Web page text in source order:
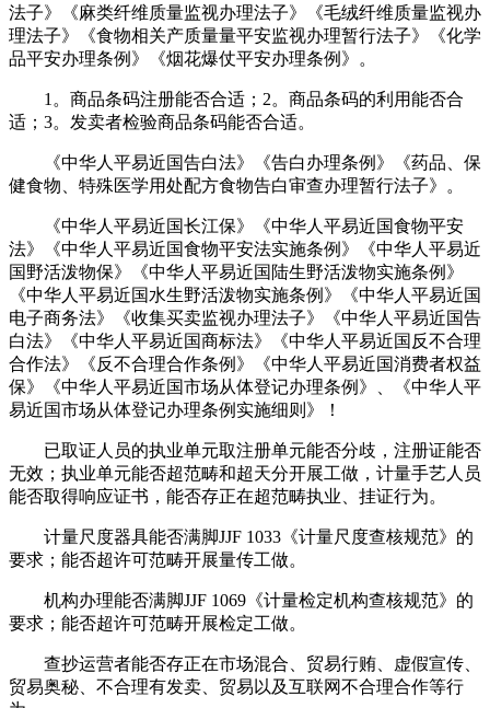
法子》《麻类纤维质量监视办理法子》《毛绒纤维质量监视办
理法子》《食物相关产质量量平安监视办理暂行法子》《化学
品平安办理条例》《烟花爆仗平安办理条例》。
1。商品条码注册能否合适；2。商品条码的利用能否合
适；3。发卖者检验商品条码能否合适。
《中华人平易近国告白法》《告白办理条例》《药品、保
健食物、特殊医学用处配方食物告白审查办理暂行法子》。
《中华人平易近国长江保》《中华人平易近国食物平安
法》《中华人平易近国食物平安法实施条例》《中华人平易近
国野活泼物保》《中华人平易近国陆生野活泼物实施条例》
《中华人平易近国水生野活泼物实施条例》《中华人平易近国
电子商务法》《收集买卖监视办理法子》《中华人平易近国告
白法》《中华人平易近国商标法》《中华人平易近国反不合理
合作法》《反不合理合作条例》《中华人平易近国消费者权益
保》《中华人平易近国市场从体登记办理条例》、《中华人平
易近国市场从体登记办理条例实施细则》！
已取证人员的执业单元取注册单元能否分歧，注册证能否
无效；执业单元能否超范畴和超天分开展工做，计量手艺人员
能否取得响应证书，能否存正在超范畴执业、挂证行为。
计量尺度器具能否满脚JJF 1033《计量尺度查核规范》的
要求；能否超许可范畴开展量传工做。
机构办理能否满脚JJF 1069《计量检定机构查核规范》的
要求；能否超许可范畴开展检定工做。
查抄运营者能否存正在市场混合、贸易行贿、虚假宣传、
贸易奥秘、不合理有发卖、贸易以及互联网不合理合作等行